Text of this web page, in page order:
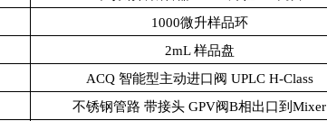
1000微升样品环
2mL 样品盘
ACQ 智能型主动进口阀 UPLC H-Class
不锈钢管路 带接头 GPV阀B相出口到Mixer